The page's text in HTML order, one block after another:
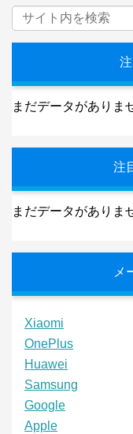
まだデータがありま
注
まだデータがありま
メ
Xiaomi
OnePlus
Huawei
Samsung
Google
Apple